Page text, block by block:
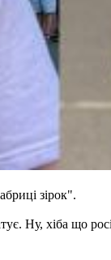
зірок".
Ну, хіба що